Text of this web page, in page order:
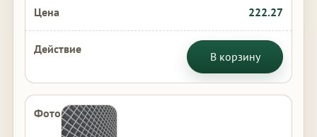
222.27
В корзину